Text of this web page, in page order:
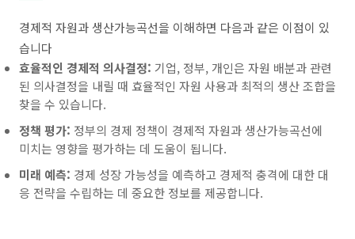
경제적 자원과 생산가능곡선을 이해하면 다음과 같은 이점이 있
습니다
효율적인 경제적 의사결정: 기업, 정부, 개인은 자원 배분과 관련
된 의사결정을 내릴 때 효율적인 자원 사용과 최적의 생산 조합을
찾을 수 있습니다.
정책 평가: 정부의 경제 정책이 경제적 자원과 생산가능곡선에
미치는 영향을 평가하는 데 도움이 됩니다.
미래 예측: 경제 성장 가능성을 예측하고 경제적 충격에 대한 대
응 전략을 수립하는 데 중요한 정보를 제공합니다.